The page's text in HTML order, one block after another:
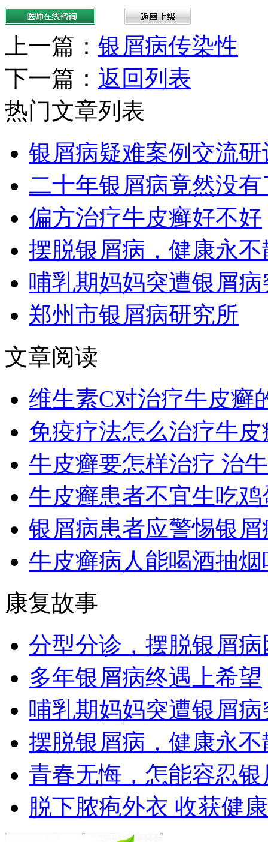
上一篇： 银屑病传染性
下一篇： 返回列表
热门文章列表
银屑病疑难案例交流
二十年银屑病竟然没
偏方治疗牛皮癣好不好
摆脱银屑病，健康永不
哺乳期妈妈突遭银屑
郑州市银屑病研究所
文章阅读
维生素C对治疗牛皮癣
免疫疗法怎么治疗牛皮
牛皮癣要怎样治疗 治
牛皮癣患者不宜生吃鸡
银屑病患者应警惕银
牛皮癣病人能喝酒抽烟
康复故事
分型分诊，摆脱银屑病
多年银屑病终遇上希望
哺乳期妈妈突遭银屑
摆脱银屑病，健康永不
青春无悔，怎能容忍
脱下脓疱外衣 收获健